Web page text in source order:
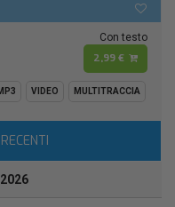
Con testo
2,99 €
VIDEO MULTITRACCIA